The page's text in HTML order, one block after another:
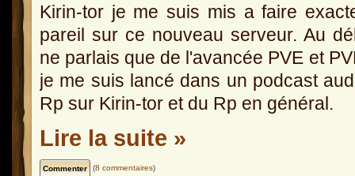
Kirin-tor je me suis mis a faire
pareil sur ce nouveau serveur. Au
ne parlais que de l'avancée PVE et
je me suis lancé dans un podcast
Rp sur Kirin-tor et du Rp en général.
Lire la suite »
(8 commentaires)